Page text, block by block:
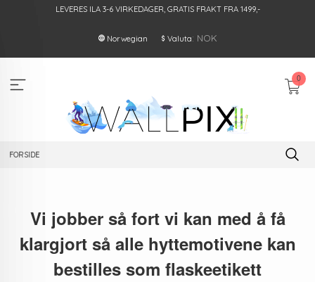
LEVERES ILA 3-6 VIRKEDAGER, GRATIS FRAKT FRA 1499,-
Norwegian Valuta: NOK
0
FORSIDE
Vi jobber så fort vi kan med å få
klargjort så alle hyttemotivene kan
bestilles som flaskeetikett